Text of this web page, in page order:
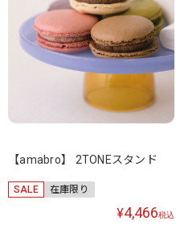
【amabro】 2TONEスタンド
SALE 在庫限り
¥4,466税込